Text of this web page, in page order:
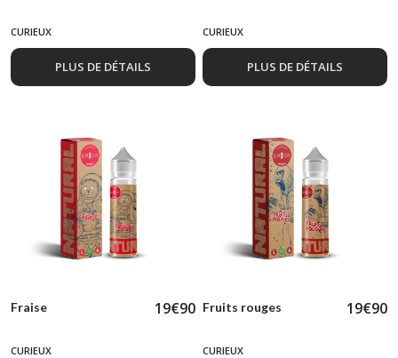
CURIEUX
PLUS DE DÉTAILS
CURIEUX
PLUS DE DÉTAILS
Fraise 19€90
CURIEUX
Fruits rouges 19€90
CURIEUX